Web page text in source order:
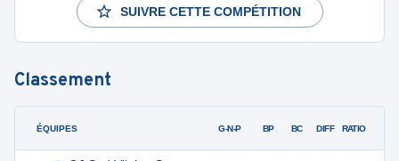
SUIVRE CETTE COMPÉTITION
Classement
ÉQUIPES G-N-P BP BC DIFF RATIO